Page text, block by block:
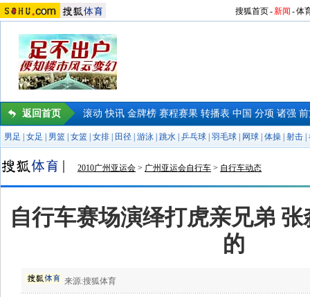
搜狐首页-新闻 -体
返回首页 滚动 快讯 金牌榜 赛程赛果 转播表 中国 分项 诸强
男足 女足 男篮 女篮 女排 田径 游泳 跳水 乒乓球 羽毛球 网球 体操 射击
2010广州亚运会 > 广州亚运会自行车 > 自行车动态
自行车赛场演绎打虎亲兄弟
的
来源:搜狐体育